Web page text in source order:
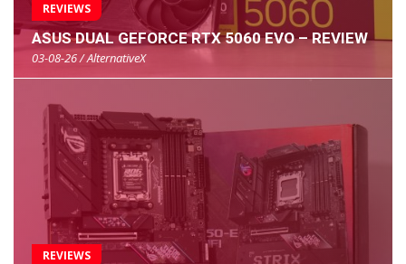
REVIEWS
ASUS DUAL GEFORCE RTX 5060 EVO – REVIEW
03-08-26 / AlternativeX
REVIEWS